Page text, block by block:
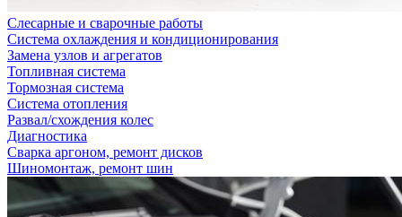
Слесарные и сварочные работы
Система охлаждения и кондиционирования
Замена узлов и агрегатов
Топливная система
Тормозная система
Система отопления
Развал/схождения колес
Диагностика
Сварка аргоном, ремонт дисков
Шиномонтаж, ремонт шин